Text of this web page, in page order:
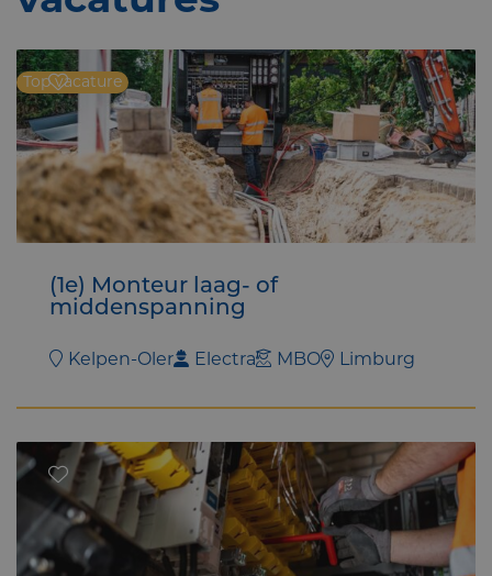
Top vacature
(1e) Monteur laag- of
middenspanning
Kelpen-Oler Electra MBO Limburg